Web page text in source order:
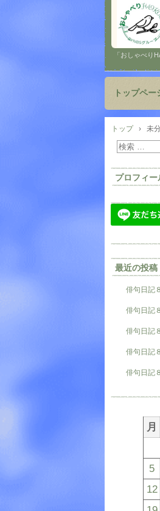
「おしゃべり
トップペー
トップ › 未
プロフィー
最近の投稿
俳句日記
俳句日記
俳句日記
俳句日記
俳句日記
月
5
12